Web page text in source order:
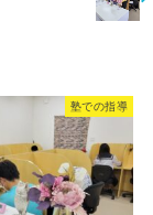
塾での指導